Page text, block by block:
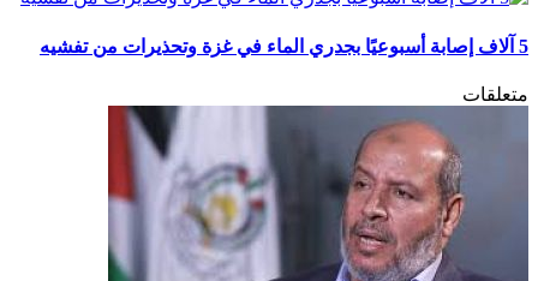
5 آلاف إصابة أسبوعيًا بجدري الماء في غزة وتحذيرات من تفشيه
متعلقات